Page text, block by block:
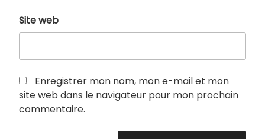
Site web
Enregistrer mon nom, mon e-mail et mon
site web dans le navigateur pour mon prochain
commentaire.